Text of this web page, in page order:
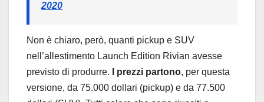
2020
Non è chiaro, però, quanti pickup e SUV
nell’allestimento Launch Edition Rivian avesse
previsto di produrre.
I prezzi partono, per questa
versione, da 75.000 dollari (pickup) e da 77.500